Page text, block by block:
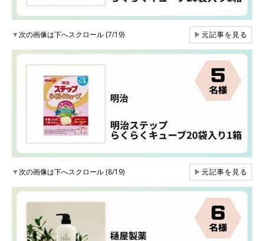
▼次の画像は下へスクロール (7/19) ▶元記事を見る
▼次の画像は下へスクロール (8/19) ▶元記事を見る